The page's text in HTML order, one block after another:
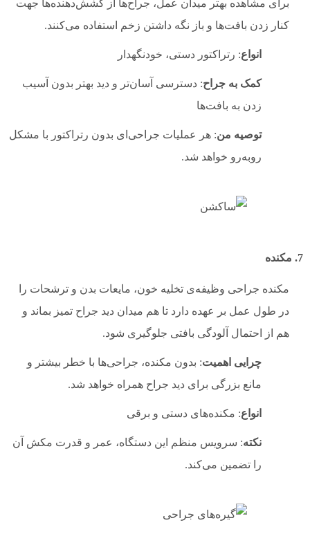
برای مشاهده بهتر میدان عمل، جراح‌ها از کشش‌دهنده‌ها جهت
کنار زدن بافت‌ها و باز نگه داشتن زخم استفاده می‌کنند.
انواع: رتراکتور دستی، خودنگهدار
کمک به جراح: دسترسی آسان‌تر و دید بهتر بدون آسیب
زدن به بافت‌ها
توصیه من: هر عملیات جراحی‌ای بدون رتراکتور با مشکل
روبه‌رو خواهد شد.
7. مکنده
مکنده جراحی وظیفه‌ی تخلیه خون، مایعات بدن و ترشحات را
در طول عمل بر عهده دارد تا هم میدان دید جراح تمیز بماند و
هم از احتمال آلودگی بافتی جلوگیری شود.
چرایی اهمیت: بدون مکنده، جراحی‌ها با خطر بیشتر و
مانع بزرگی برای دید جراح همراه خواهد شد.
انواع: مکنده‌های دستی و برقی
نکته: سرویس منظم این دستگاه، عمر و قدرت مکش آن
را تضمین می‌کند.